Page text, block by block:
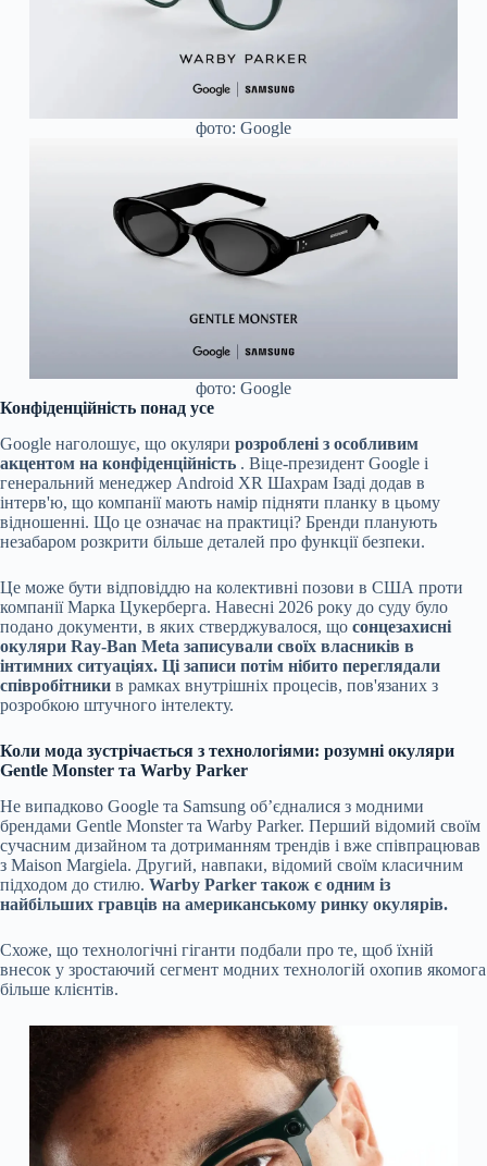
фото: Google
фото: Google
Конфіденційність понад усе
Google наголошує, що окуляри розроблені з особливим
акцентом на конфіденційність . Віце-президент Google і
генеральний менеджер Android XR Шахрам Ізаді додав в
інтерв'ю, що компанії мають намір підняти планку в цьому
відношенні. Що це означає на практиці? Бренди планують
незабаром розкрити більше деталей про функції безпеки.
Це може бути відповіддю на колективні позови в США проти
компанії Марка Цукерберга. Навесні 2026 року до суду було
подано документи, в яких стверджувалося, що сонцезахисні
окуляри Ray-Ban Meta записували своїх власників в
інтимних ситуаціях. Ці записи потім нібито переглядали
співробітники в рамках внутрішніх процесів, пов'язаних з
розробкою штучного інтелекту.
Коли мода зустрічається з технологіями: розумні окуляри
Gentle Monster та Warby Parker
Не випадково Google та Samsung об’єдналися з модними
брендами Gentle Monster та Warby Parker. Перший відомий своїм
сучасним дизайном та дотриманням трендів і вже співпрацював
з Maison Margiela. Другий, навпаки, відомий своїм класичним
підходом до стилю. Warby Parker також є одним із
найбільших гравців на американському ринку окулярів.
Схоже, що технологічні гіганти подбали про те, щоб їхній
внесок у зростаючий сегмент модних технологій охопив якомога
більше клієнтів.